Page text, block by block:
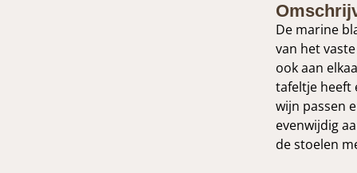
De marine
van het
ook aan
tafeltje heeft
wijn passen
evenwijdig
de stoelen